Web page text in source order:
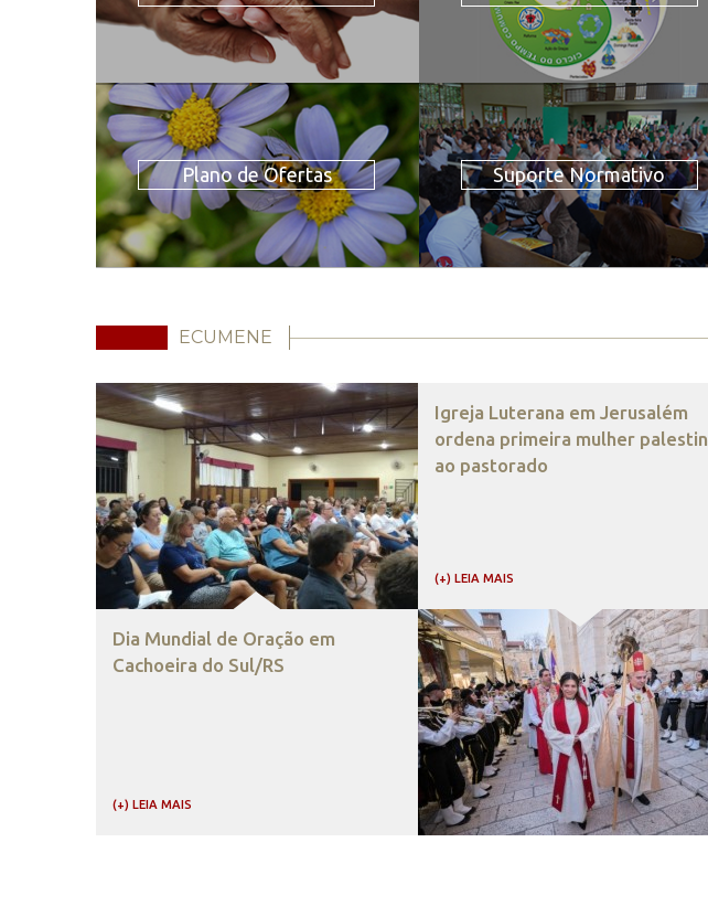
Plano de Ofertas Suporte Normativo
ECUMENE
Dia Mundial de Oração em
Cachoeira do Sul/RS
(+) LEIA MAIS
Igreja Luterana em Jerusalém
ordena primeira mulher
ao pastorado
(+) LEIA MAIS